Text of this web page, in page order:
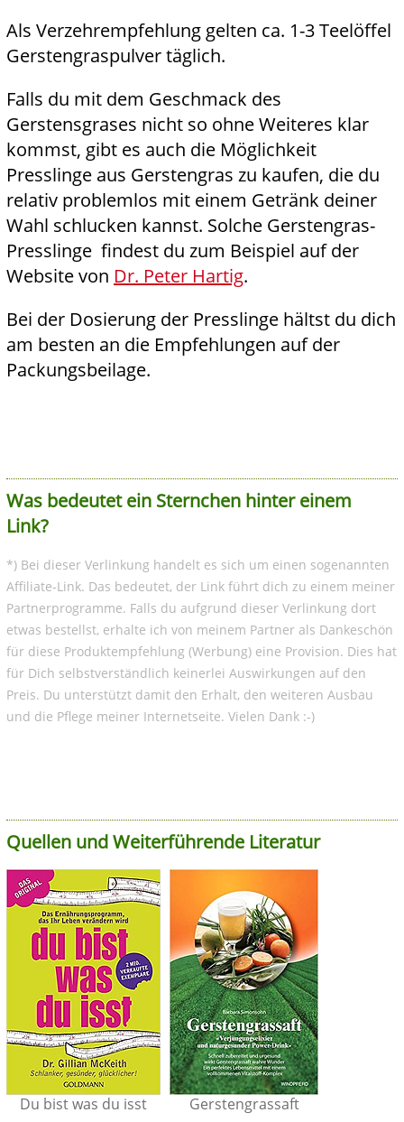
Als Verzehrempfehlung gelten ca. 1-3 Teelöffel
Gerstengraspulver täglich.
Falls du mit dem Geschmack des
Gerstensgrases nicht so ohne Weiteres klar
kommst, gibt es auch die Möglichkeit
Presslinge aus Gerstengras zu kaufen, die du
relativ problemlos mit einem Getränk deiner
Wahl schlucken kannst. Solche Gerstengras-
Presslinge findest du zum Beispiel auf der
Website von Dr. Peter Hartig.
Bei der Dosierung der Presslinge hältst du dich
am besten an die Empfehlungen auf der
Packungsbeilage.
Was bedeutet ein Sternchen hinter einem
Link?
*) Bei dieser Verlinkung handelt es sich um einen sogenannten
Affiliate-Link. Das bedeutet, der Link führt dich zu einem meiner
Partnerprogramme. Falls du aufgrund dieser Verlinkung dort
etwas bestellst, erhalte ich von meinem Partner als Dankeschön
für diese Produktempfehlung (Werbung) eine Provision. Dies hat
für Dich selbstverständlich keinerlei Auswirkungen auf den
Preis. Du unterstützt damit den Erhalt, den weiteren Ausbau
und die Pflege meiner Internetseite. Vielen Dank :-)
Quellen und Weiterführende Literatur
Du bist was du isst Gerstengrassaft